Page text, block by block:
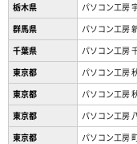
栃木県
パソコン工房
群馬県
パソコン工房
千葉県
パソコン工房
東京都
パソコン工房
東京都
パソコン工房
東京都
パソコン工房
東京都
パソコン工房